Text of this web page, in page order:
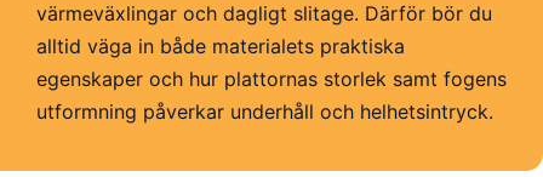
värmeväxlingar och dagligt slitage. Därför bör du
alltid väga in både materialets praktiska
egenskaper och hur plattornas storlek samt fogens
utformning påverkar underhåll och helhetsintryck.